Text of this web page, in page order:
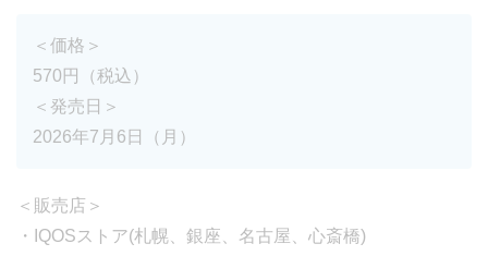
＜価格＞
570円（税込）
＜発売日＞
2026年7月6日（月）
＜販売店＞
・IQOSストア(札幌、銀座、名古屋、心斎橋)